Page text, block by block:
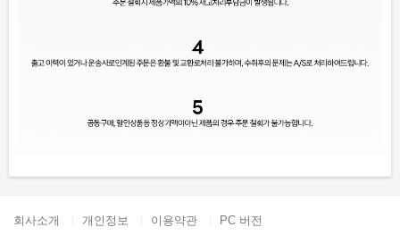
회사소개 개인정보 이용약관 PC 버전